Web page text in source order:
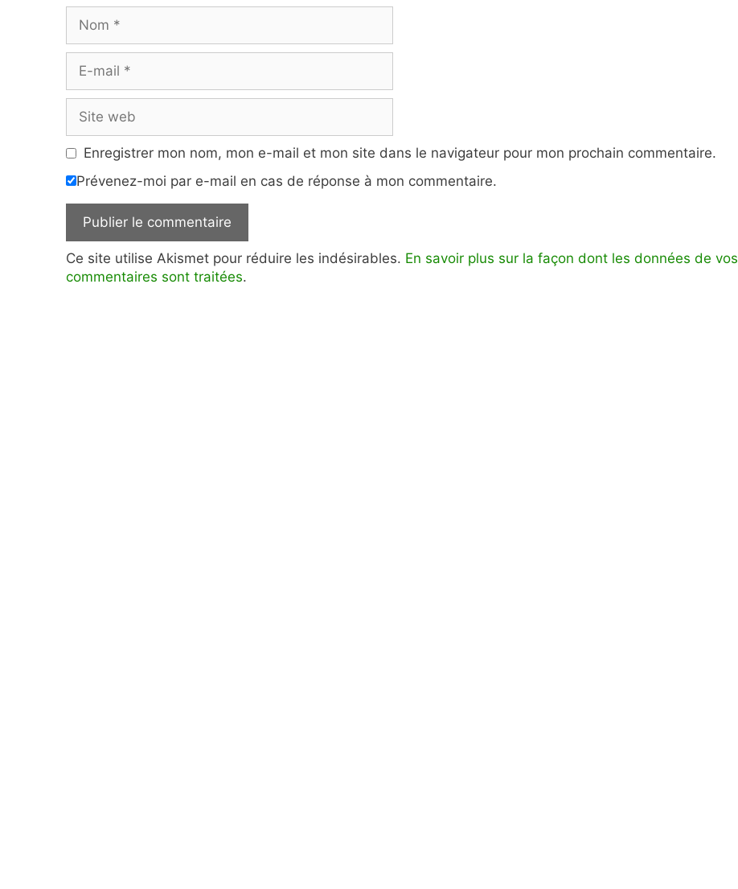
mail
web
Enregistrer mon nom, mon e-mail et mon site dans le navigateur pour mon prochain commentaire.
Prévenez-moi par e-mail en cas de réponse à mon commentaire.
Ce site utilise Akismet pour réduire les indésirables. En savoir plus sur la façon dont les données de vos
commentaires sont traitées.